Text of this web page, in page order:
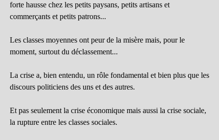
forte hausse chez les petits paysans, petits artisans et
commerçants et petits patrons...
Les classes moyennes ont peur de la misère mais, pour le
moment, surtout du déclassement...
La crise a, bien entendu, un rôle fondamental et bien plus que les
discours politiciens des uns et des autres.
Et pas seulement la crise économique mais aussi la crise sociale,
la rupture entre les classes sociales.